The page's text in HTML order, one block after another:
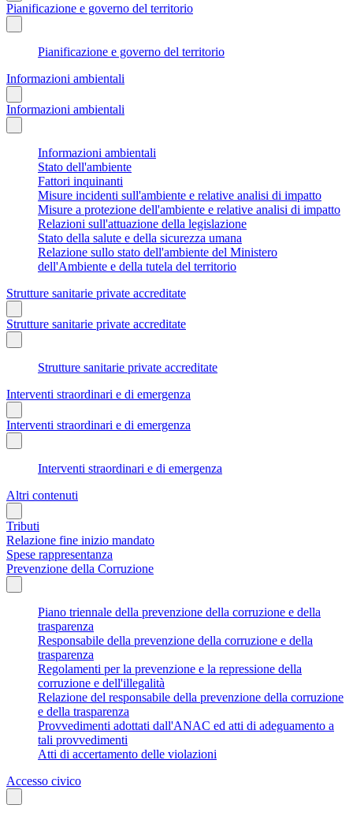
Pianificazione e governo del territorio
Pianificazione e governo del territorio
Informazioni ambientali
Informazioni ambientali
Informazioni ambientali
Stato dell'ambiente
Fattori inquinanti
Misure incidenti sull'ambiente e relative analisi di impatto
Misure a protezione dell'ambiente e relative analisi di impatto
Relazioni sull'attuazione della legislazione
Stato della salute e della sicurezza umana
Relazione sullo stato dell'ambiente del Ministero
dell'Ambiente e della tutela del territorio
Strutture sanitarie private accreditate
Strutture sanitarie private accreditate
Strutture sanitarie private accreditate
Interventi straordinari e di emergenza
Interventi straordinari e di emergenza
Interventi straordinari e di emergenza
Altri contenuti
Tributi
Relazione fine inizio mandato
Spese rappresentanza
Prevenzione della Corruzione
Piano triennale della prevenzione della corruzione e della
trasparenza
Responsabile della prevenzione della corruzione e della
trasparenza
Regolamenti per la prevenzione e la repressione della
corruzione e dell'illegalità
Relazione del responsabile della prevenzione della corruzione
e della trasparenza
Provvedimenti adottati dall'ANAC ed atti di adeguamento a
tali provvedimenti
Atti di accertamento delle violazioni
Accesso civico